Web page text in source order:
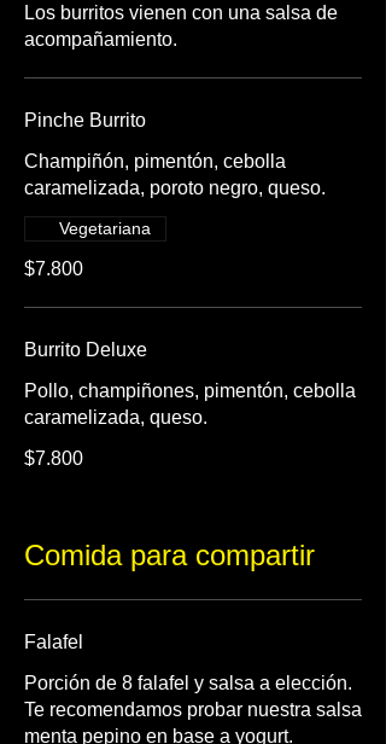
Los burritos vienen con una salsa de
acompañamiento.
Pinche Burrito
Champiñón, pimentón, cebolla
caramelizada, poroto negro, queso.
$7.800
Vegetariana
Burrito Deluxe
Pollo, champiñones, pimentón, cebolla
caramelizada, queso.
$7.800
Comida para compartir
Falafel
Porción de 8 falafel y salsa a elección.
Te recomendamos probar nuestra salsa
menta pepino en base a yogurt.